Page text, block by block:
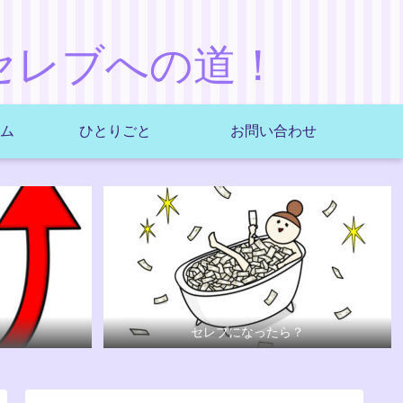
ブへの道！
ひとりごと お問い合わせ
セレブになったら？